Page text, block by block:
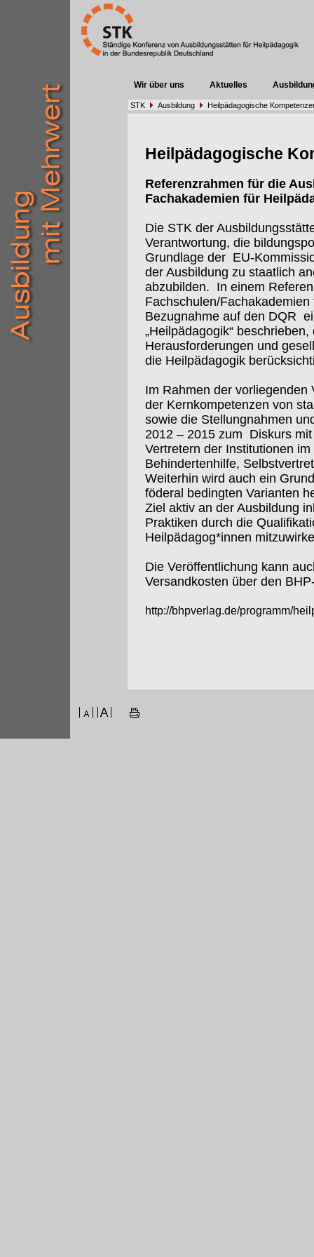
Wir über uns Aktuelles
STK Ausbildung Heilpädagogische
Heilpädagogische
Referenzrahmen für die
Fachakademien für
Die STK der
Verantwortung, die
Grundlage der EU-
der Ausbildung zu staatlich
abzubilden. In einem
Fachschulen/
Bezugnahme auf den DQR
„Heilpädagogik“
Herausforderungen und
die Heilpädagogik
Im Rahmen der
der Kernkompetenzen von
sowie die Stellungnahmen
2012 – 2015 zum Diskurs
Vertretern der Institutionen
Behindertenhilfe,
Weiterhin wird auch ein
föderal bedingten Varianten
Ziel aktiv an der Ausbildung
Praktiken durch die
Heilpädagog*innen
Die Veröffentlichung kann
Versandkosten über den
http://bhpverlag.de/programm/